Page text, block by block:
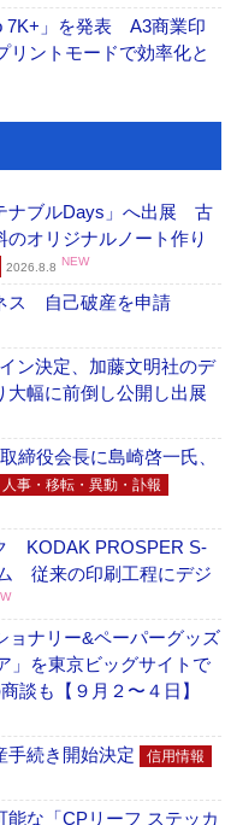
7K+」を発表 A3商業印
リントモードで効率化と
ナブルDays」へ出展 古
オリジナルノート作り
2026.8.8 NEW
ス 自己破産を申請
ン決定、加藤文明社のデ
幅に前倒し公開し出展
役会長に島崎啓一氏、
人事・移転・異動・訃報
KODAK PROSPER S-
従来の印刷工程にデジ
ナリー&ペーパーグッズ
」を東京ビッグサイトで
談も【９月２〜４日】
続き開始決定 信用情報
な「CPリーフ ステッカ